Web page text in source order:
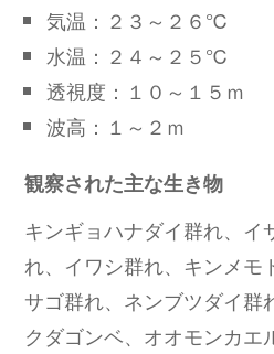
気温：２３～２６℃
水温：２４～２５℃
透視度：１０～１５ｍ
波高：１～２ｍ
観察された主な生き物
キンギョハナダイ群れ、イ
れ、イワシ群れ、キンメモ
サゴ群れ、ネンブツダイ群
クダゴンベ、オオモンカエ